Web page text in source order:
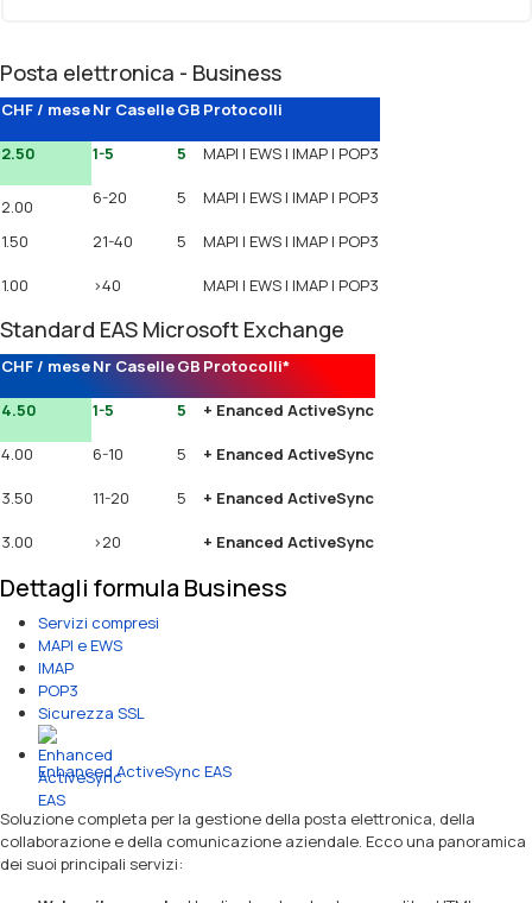
Posta elettronica - Business
CHF / meseNr CaselleGB Protocolli
2.50 1-5 5 MAPI | EWS | IMAP | POP3
2.00 6-20 5 MAPI | EWS | IMAP | POP3
1.50 21-40 5 MAPI | EWS | IMAP | POP3
1.00 >40 MAPI | EWS | IMAP | POP3
Standard EAS Microsoft Exchange
CHF / meseNr CaselleGB Protocolli*
4.50 1-5 5 + Enanced ActiveSync
4.00 6-10 5 + Enanced ActiveSync
3.50 11-20 5 + Enanced ActiveSync
3.00 >20 + Enanced ActiveSync
Dettagli formula Business
Servizi compresi
MAPI e EWS
IMAP
POP3
Sicurezza SSL
Enhanced ActiveSync EAS
Soluzione completa per la gestione della posta elettronica, della
collaborazione e della comunicazione aziendale. Ecco una panoramica
dei suoi principali servizi: